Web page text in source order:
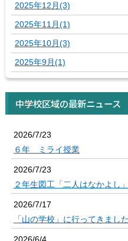
2025年12月(3)
2025年11月(1)
2025年10月(3)
2025年9月(1)
中学校区域の最新ニュース
2026/7/23
６年 ミライ授業
2026/7/23
２年生図工「二人はなかよし」
2026/7/17
「山の学校」に行ってきました